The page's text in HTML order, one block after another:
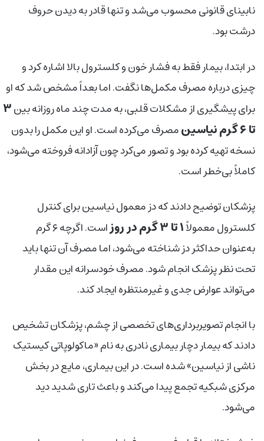
نابینای قانونی محسوب می‌شد و تنها قادر به دیدن حروف
درشت بود.
در ابتدا، بیمار فقط به فشار خون و کلسترول بالا اشاره کرد و
چیزی درباره مصرف مکمل‌ها نگفت. اما بعداً مشخص شد که او
برای پیشگیری از مشکلات قلبی، به مدت چند ماه روزانه بین۳
تا ۶ گرم نیاسین
مصرف می‌کرده است. او این مکمل را بدون
نسخه تهیه کرده بود و تصور می‌کرد چون آزادانه فروخته می‌شود،
کاملاً بی‌خطر است.
پزشکان توضیح دادند که دز معمول نیاسین برای کنترل
کلسترول معمولاً۱ تا ۳ گرم در روز
است. اگرچه ۶ گرم
به‌عنوان حداکثر دز شناخته می‌شود، اما مصرف آن تنها باید
تحت نظر پزشک انجام شود. مصرف خودسرانه این مقدار
می‌تواند عوارض جدی و غیرمنتظره ایجاد کند.
با انجام تصویربرداری‌های تخصصی از چشم، پزشکان تشخیص
دادند که بیمار دچار بیماری نادری به نام «ماکولوپاتی کیستیک
ناشی از نیاسین» شده است. در این بیماری، مایع در بخش
مرکزی شبکیه تجمع پیدا می‌کند و باعث تاری شدید دید
می‌شود.